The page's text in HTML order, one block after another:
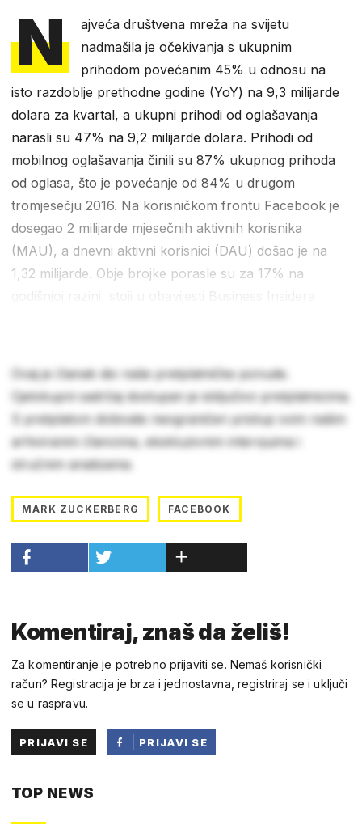
N
ajveća društvena mreža na svijetu
nadmašila je očekivanja s ukupnim
prihodom povećanim 45% u odnosu na
isto razdoblje prethodne godine (YoY) na 9,3 milijarde
dolara za kvartal, a ukupni prihodi od oglašavanja
narasli su 47% na 9,2 milijarde dolara. Prihodi od
mobilnog oglašavanja činili su 87% ukupnog prihoda
od oglasa, što je povećanje od 84% u drugom
tromjesečju 2016. Na korisničkom frontu Facebook je
dosegao 2 milijarde mjesečnih aktivnih korisnika
(MAU), a dnevni aktivni korisnici (DAU) došao je na
1,32 milijarde. Obje brojke porasle su za 17% na
Ovaj je članak dio naše pretplatničke ponude.
Cjelokupni sadržaj dostupan je isključivo pretplatnicima.
S pretplatom dobivate neograničen pristup svim našim
arhiviranim člancima, ekskluzivnim intervjuima i
stručnim analizama.
MARK ZUCKERBERG FACEBOOK
Komentiraj, znaš da želiš!
Za komentiranje je potrebno prijaviti se. Nemaš korisnički
račun? Registracija je brza i jednostavna, registriraj se i uključi
se u raspravu.
PRIJAVI SE
PRIJAVI SE
TOP NEWS